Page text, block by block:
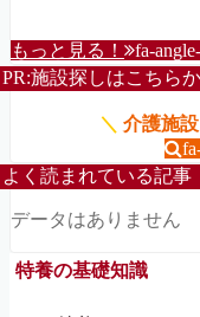
もっと見る！ fa-
PR:施設探しはこちら
＼ 介護施
よく読まれている記事
データはありません
特養の基礎知識